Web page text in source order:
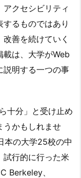
クセシビリティ
るものではあり
善を続けていく
載は、大学がWeb
説明する一つの事
十分」と受け止め
うかもしれませ
本の大学25校の中
試行的に行った米
Berkeley、